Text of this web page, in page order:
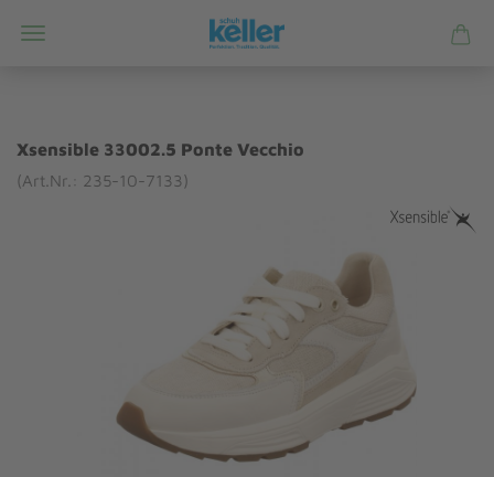
Xsensible 33002.5 Ponte Vecchio
(Art.Nr.: 235-10-7133)